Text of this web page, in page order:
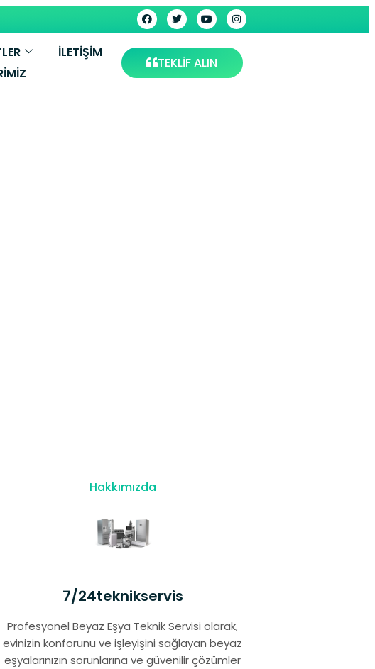
İLETIŞIM
TEKLİF ALIN
Hakkımızda
7/24teknikservis
Profesyonel Beyaz Eşya Teknik Servisi olarak,
evinizin konforunu ve işleyişini sağlayan beyaz
eşyalarınızın sorunlarına ve güvenilir çözümler